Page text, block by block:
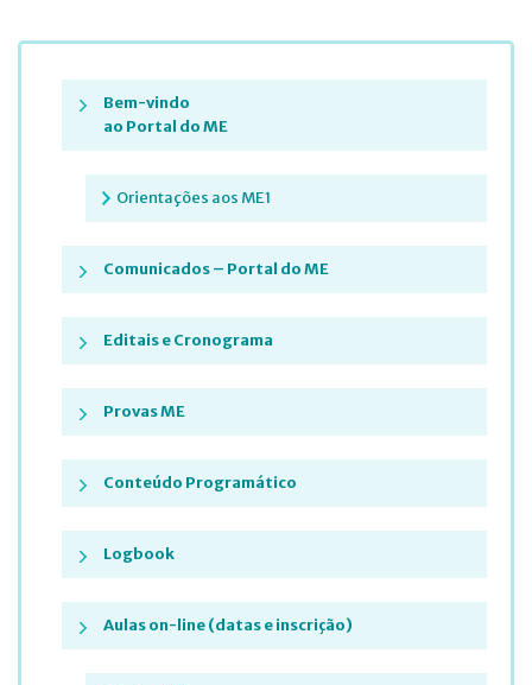
Bem-vindo
ao Portal do ME
Orientações aos ME1
Comunicados – Portal do ME
Editais e Cronograma
Provas ME
Conteúdo Programático
Logbook
Aulas on-line (datas e inscrição)